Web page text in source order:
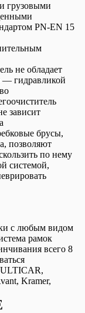
грузовыми
PN-EN 15
не обладает
— гидравликой
зависит
брусы,
позволяют
по нему
системой,
с любым видом
рамок
всего 8
Kramer,